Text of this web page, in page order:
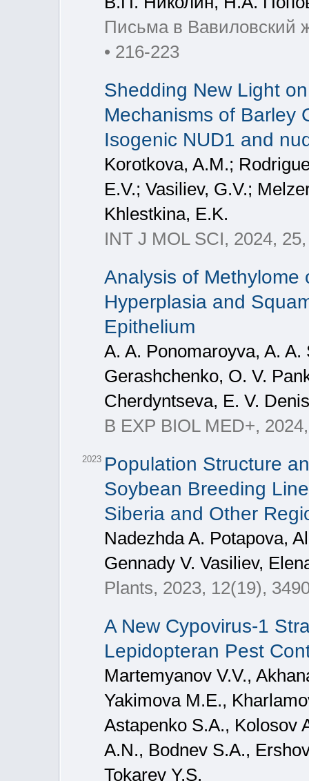
Письма в Вавиловский
• 216-223
Shedding New Light
Mechanisms of Barley
Isogenic NUD1 and
Korotkova, A.M.;
E.V.; Vasiliev, G.V.;
Khlestkina, E.K.
INT J MOL SCI, 2024,
Analysis of Methylome
Hyperplasia and
Epithelium
A. A. Ponomaroyva, A. A.
Gerashchenko, O. V.
Cherdyntseva, E. V.
B EXP BIOL MED+,
2023 Population Structure
Soybean Breeding
Siberia and Other
Nadezhda A. Potapova,
Gennady V. Vasiliev,
Plants, 2023, 12(19),
A New Cypovirus-1
Lepidopteran Pest
Martemyanov V.V.,
Yakimova M.E.,
Astapenko S.A., Kolosov
A.N., Bodnev S.A.,
Tokarev Y.S.